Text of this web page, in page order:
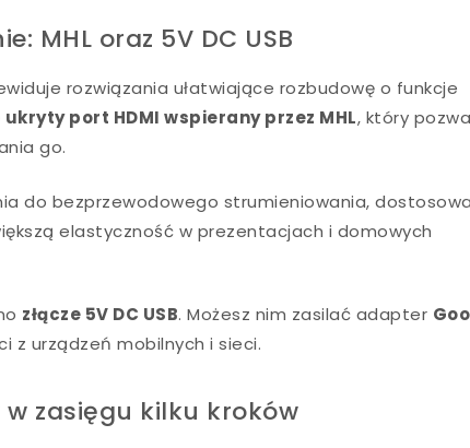
MHL oraz 5V DC USB
rozwiązania ułatwiające rozbudowę o funkcje
ukryty port HDMI wspierany przez MHL, który
go.
do bezprzewodowego strumieniowania,
elastyczność w prezentacjach i domowych
złącze 5V DC USB. Możesz nim zasilać adapter
z urządzeń mobilnych i sieci.
zasięgu kilku kroków